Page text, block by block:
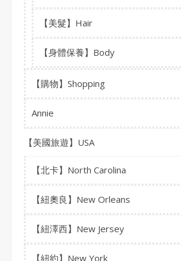
【美髮】Hair
【身體保養】Body
【購物】Shopping
Annie
【美國旅遊】USA
【北卡】North Carolina
【紐奧良】New Orleans
【紐澤西】New Jersey
【紐約】New York